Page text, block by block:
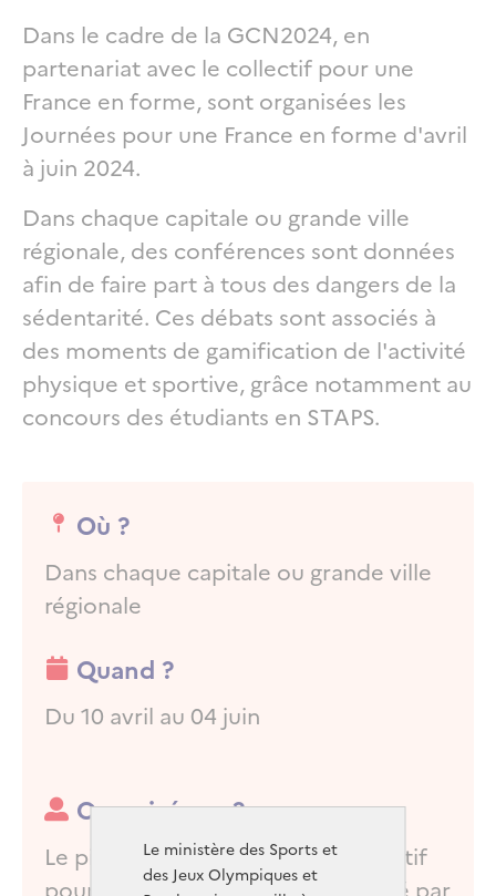
Le ministère des Sports et
des Jeux Olympiques et
Dans le cadre de la GCN2024, en
partenariat avec le collectif pour une
France en forme, sont organisées les
Journées pour une France en forme d'avril
à juin 2024.
Dans chaque capitale ou grande ville
régionale, des conférences sont données
afin de faire part à tous des dangers de la
sédentarité. Ces débats sont associés à
des moments de gamification de l'activité
physique et sportive, grâce notamment au
concours des étudiants en STAPS.
Où ?
Dans chaque capitale ou grande ville
régionale
Quand ?
Du 10 avril au 04 juin
Organisé par ?
Organisé par ?
Le pilotage est assuré par le collectif
pour une France en forme, présidé par